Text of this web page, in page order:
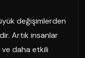
değişimlerden
Artık insanlar
ve daha etkili